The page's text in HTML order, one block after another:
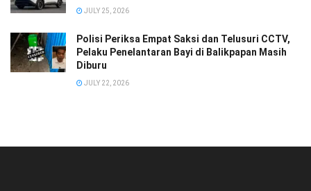
JULY 25, 2026
Polisi Periksa Empat Saksi dan Telusuri CCTV,
Pelaku Penelantaran Bayi di Balikpapan Masih
Diburu
JULY 22, 2026